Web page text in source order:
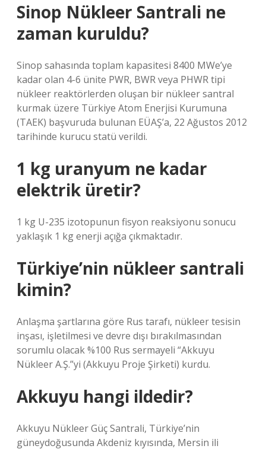
Sinop Nükleer Santrali ne
zaman kuruldu?
Sinop sahasında toplam kapasitesi 8400 MWe’ye
kadar olan 4-6 ünite PWR, BWR veya PHWR tipi
nükleer reaktörlerden oluşan bir nükleer santral
kurmak üzere Türkiye Atom Enerjisi Kurumuna
(TAEK) başvuruda bulunan EÜAŞ’a, 22 Ağustos 2012
tarihinde kurucu statü verildi.
1 kg uranyum ne kadar
elektrik üretir?
1 kg U-235 izotopunun fisyon reaksiyonu sonucu
yaklaşık 1 kg enerji açığa çıkmaktadır.
Türkiye’nin nükleer santrali
kimin?
Anlaşma şartlarına göre Rus tarafı, nükleer tesisin
inşası, işletilmesi ve devre dışı bırakılmasından
sorumlu olacak %100 Rus sermayeli “Akkuyu
Nükleer A.Ş.”yi (Akkuyu Proje Şirketi) kurdu.
Akkuyu hangi ildedir?
Akkuyu Nükleer Güç Santrali, Türkiye’nin
güneydoğusunda Akdeniz kıyısında, Mersin ili